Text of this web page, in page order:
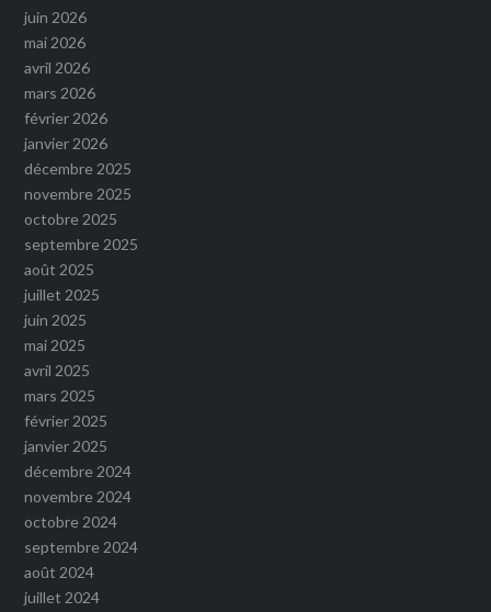
juin 2026
mai 2026
avril 2026
mars 2026
février 2026
janvier 2026
décembre 2025
novembre 2025
octobre 2025
septembre 2025
août 2025
juillet 2025
juin 2025
mai 2025
avril 2025
mars 2025
février 2025
janvier 2025
décembre 2024
novembre 2024
octobre 2024
septembre 2024
août 2024
juillet 2024